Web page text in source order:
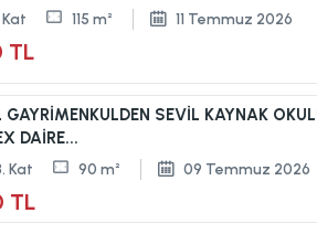
Kat 115 m² 11 Temmuz 2026
TL
GAYRİMENKULDEN SEVİL KAYNAK
DAİRE...
Kat 90 m² 09 Temmuz 2026
TL